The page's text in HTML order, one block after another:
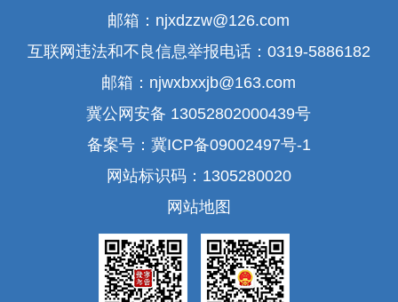
邮箱：njxdzzw@126.com
互联网违法和不良信息举报电话：0319-5886182
邮箱：njwxbxxjb@163.com
冀公网安备 13052802000439号
备案号：冀ICP备09002497号-1
网站标识码：1305280020
网站地图